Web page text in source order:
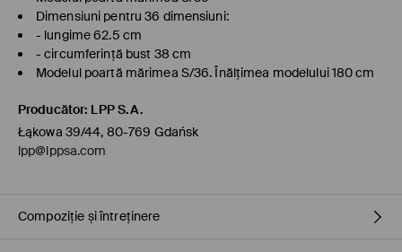
Dimensiuni pentru 36 dimensiuni:
- lungime 62.5 cm
- circumferință bust 38 cm
Modelul poartă mărimea S/36. Înălţimea modelului 180 cm
Producător: LPP S.A.
Łąkowa 39/44, 80-769 Gdańsk
lpp@lppsa.com
Compoziție și întreținere